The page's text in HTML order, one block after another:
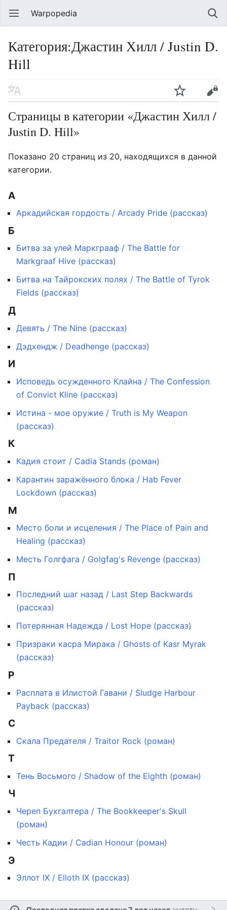
Warpopedia
Категория:Джастин Хилл / Justin D.
Hill
Страницы в категории «Джастин Хилл /
Justin D. Hill»
Показано 20 страниц из 20, находящихся в данной
категории.
А
Аркадийская гордость / Arcady Pride (рассказ)
Б
Битва за улей Маркграаф / The Battle for
Markgraaf Hive (рассказ)
Битва на Тайрокских полях / The Battle of Tyrok
Fields (рассказ)
Д
Девять / The Nine (рассказ)
Дэдхендж / Deadhenge (рассказ)
И
Исповедь осужденного Клайна / The Confession
of Convict Kline (рассказ)
Истина - мое оружие / Truth is My Weapon
(рассказ)
К
Кадия стоит / Cadia Stands (роман)
Карантин заражённого блока / Hab Fever
Lockdown (рассказ)
М
Место боли и исцеления / The Place of Pain and
Healing (рассказ)
Месть Голгфага / Golgfag's Revenge (рассказ)
П
Последний шаг назад / Last Step Backwards
(рассказ)
Потерянная Надежда / Lost Hope (рассказ)
Призраки касра Мирака / Ghosts of Kasr Myrak
(рассказ)
Р
Расплата в Илистой Гавани / Sludge Harbour
Payback (рассказ)
С
Скала Предателя / Traitor Rock (роман)
Т
Тень Восьмого / Shadow of the Eighth (роман)
Ч
Череп Бухгалтера / The Bookkeeper's Skull
(роман)
Честь Кадии / Cadian Honour (роман)
Э
Эллот IX / Elloth IX (рассказ)